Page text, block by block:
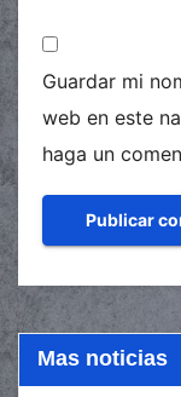
Guardar mi
web en este
haga un
Mas noticias